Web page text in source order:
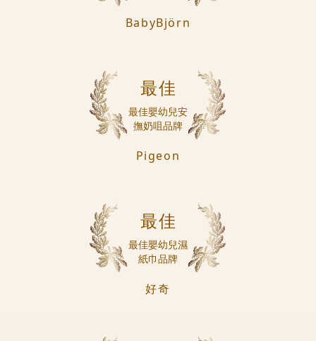
BabyBjörn
最佳
最佳嬰幼兒安
撫奶咀品牌
Pigeon
最佳
最佳嬰幼兒濕
紙巾品牌
好奇